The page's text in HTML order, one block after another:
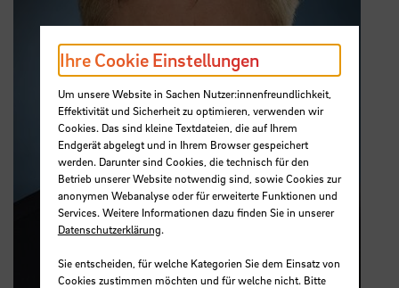
Ihre Cookie Einstellungen
Um unsere Website in Sachen Nutzer:innenfreundlichkeit,
Effektivität und Sicherheit zu optimieren, verwenden wir
Cookies. Das sind kleine Textdateien, die auf Ihrem
Endgerät abgelegt und in Ihrem Browser gespeichert
werden. Darunter sind Cookies, die technisch für den
Betrieb unserer Website notwendig sind, sowie Cookies zur
anonymen Webanalyse oder für erweiterte Funktionen und
Services. Weitere Informationen dazu finden Sie in unserer
Datenschutzerklärung.
Sie entscheiden, für welche Kategorien Sie dem Einsatz von
Cookies zustimmen möchten und für welche nicht. Bitte